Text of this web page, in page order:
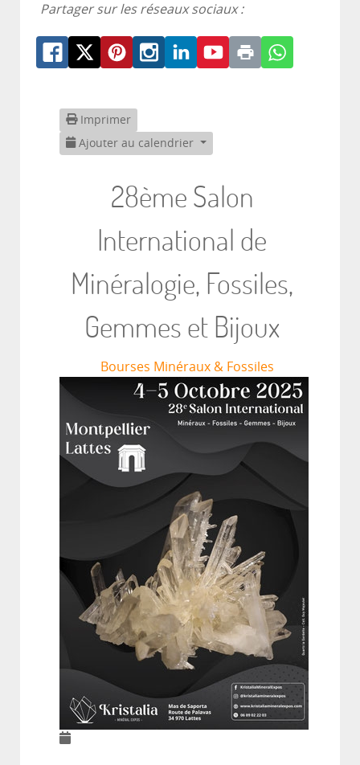
Partager sur les réseaux sociaux :
Imprimer
Ajouter au calendrier
28ème Salon
International de
Minéralogie, Fossiles,
Gemmes et Bijoux
Bourses Minéraux & Fossiles